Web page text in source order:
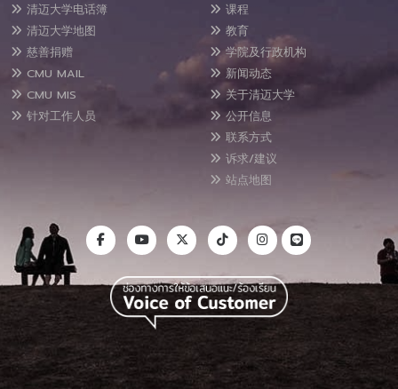
清迈大学电话簿
清迈大学地图
慈善捐赠
CMU MAIL
CMU MIS
针对工作人员
课程
教育
学院及行政机构
新闻动态
关于清迈大学
公开信息
联系方式
诉求/建议
站点地图